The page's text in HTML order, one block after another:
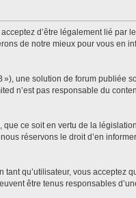
d’être légalement lié par
de notre mieux pour vous en
»), une solution de forum publiée
n’est pas responsable du
ce soit en vertu de la
réservons le droit d’en
qu’utilisateur, vous acceptez
être tenus responsables